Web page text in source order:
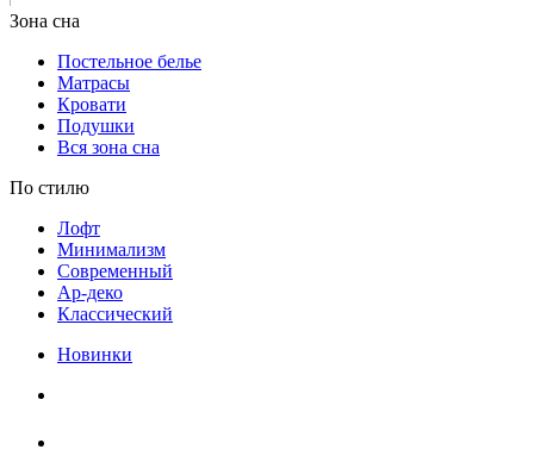
Постельное белье
Матрасы
Кровати
Подушки